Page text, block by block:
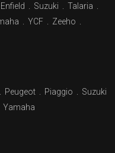
Suzuki Talaria
YCF Zeeho
Peugeot Piaggio
Suzuki
Yamaha